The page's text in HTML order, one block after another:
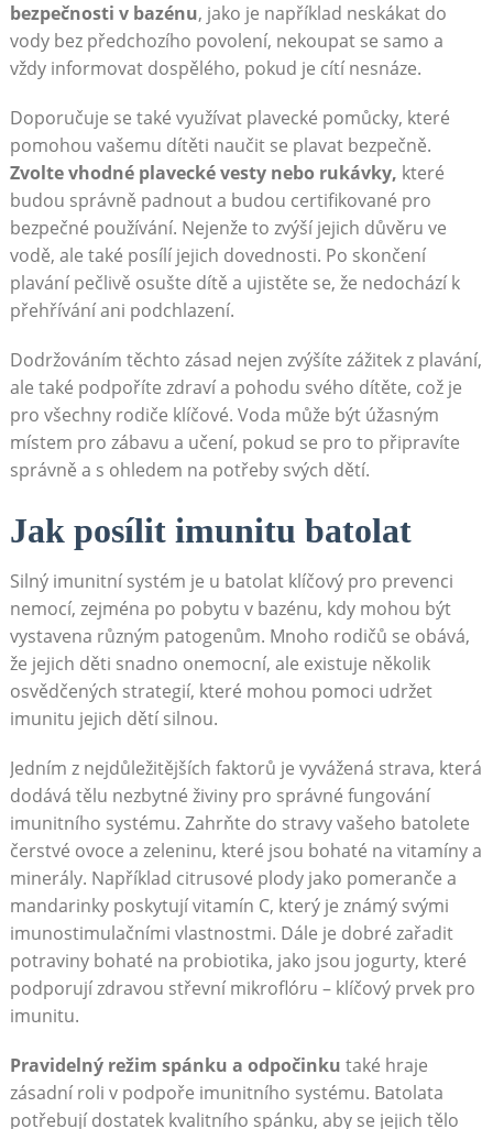
bezpečnosti v bazénu, jako je například neskákat do
vody bez předchozího povolení, nekoupat se samo a
vždy informovat dospělého, pokud je cítí nesnáze.
Doporučuje se také využívat plavecké pomůcky, které
pomohou vašemu dítěti naučit se plavat bezpečně.
Zvolte vhodné plavecké vesty nebo rukávky, které
budou správně padnout a budou certifikované pro
bezpečné používání. Nejenže to zvýší jejich důvěru ve
vodě, ale také posílí jejich dovednosti. Po skončení
plavání pečlivě osušte dítě a ujistěte se, že nedochází k
přehřívání ani podchlazení.
Dodržováním těchto zásad nejen zvýšíte zážitek z plavání,
ale také podpoříte zdraví a pohodu svého dítěte, což je
pro všechny rodiče klíčové. Voda může být úžasným
místem pro zábavu a učení, pokud se pro to připravíte
správně a s ohledem na potřeby svých dětí.
Jak posílit imunitu batolat
Silný imunitní systém je u batolat klíčový pro prevenci
nemocí, zejména po pobytu v bazénu, kdy mohou být
vystavena různým patogenům. Mnoho rodičů se obává,
že jejich děti snadno onemocní, ale existuje několik
osvědčených strategií, které mohou pomoci udržet
imunitu jejich dětí silnou.
Jedním z nejdůležitějších faktorů je vyvážená strava, která
dodává tělu nezbytné živiny pro správné fungování
imunitního systému. Zahrňte do stravy vašeho batolete
čerstvé ovoce a zeleninu, které jsou bohaté na vitamíny a
minerály. Například citrusové plody jako pomeranče a
mandarinky poskytují vitamín C, který je známý svými
imunostimulačními vlastnostmi. Dále je dobré zařadit
potraviny bohaté na probiotika, jako jsou jogurty, které
podporují zdravou střevní mikroflóru – klíčový prvek pro
imunitu.
Pravidelný režim spánku a odpočinku také hraje
zásadní roli v podpoře imunitního systému. Batolata
potřebují dostatek kvalitního spánku, aby se jejich tělo